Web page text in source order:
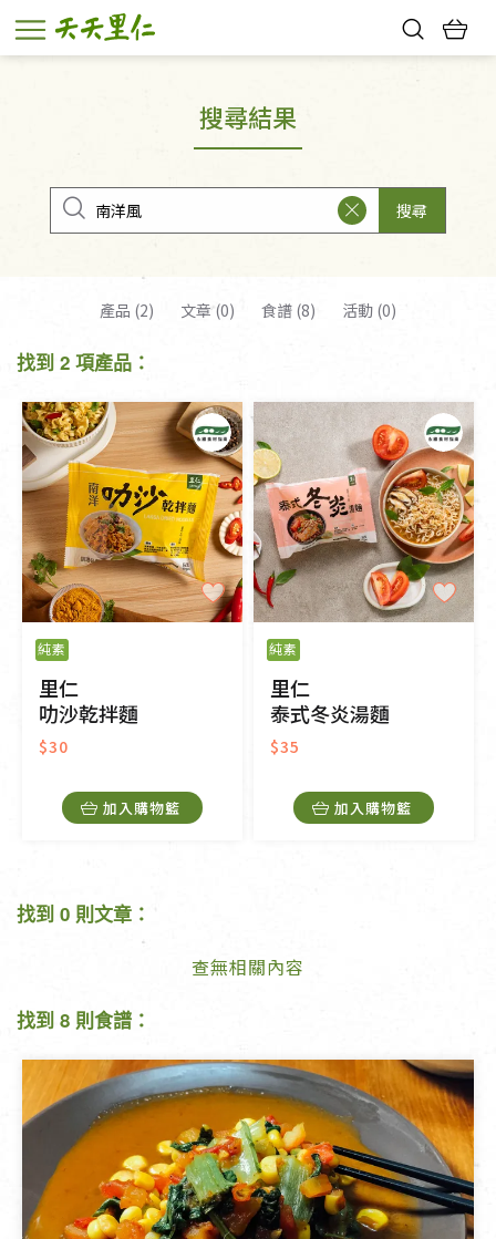
幸福節中獎名單
搜尋結果
搜尋
產品 (2) 文章 (0) 食譜 (8) 活動 (0)
找到 2 項產品：
純素
里仁
叻沙乾拌麵
$30
加入購物籃
純素
里仁
泰式冬炎湯麵
$35
加入購物籃
找到 0 則文章：
查無相關內容
找到 8 則食譜：